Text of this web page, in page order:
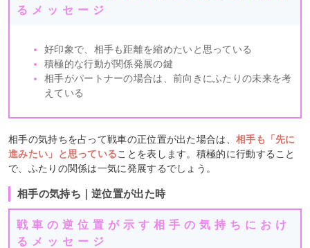
るメッセージ
好印象で、相手も距離を縮めたいと思っている
積極的な行動が関係発展の鍵
相手がパートナーの場合は、前向きにふたりの未来を考
えている
相手の気持ちを占って戦車の正位置が出た場合は、 相手も「先に
進みたい」と思っていることを表します。積極的に行動すること
で、ふたりの関係は一気に発展するでしょう。
相手の気持ち｜逆位置が出た時
戦車の逆位置が示す相手の気持ちにおけ
るメッセージ